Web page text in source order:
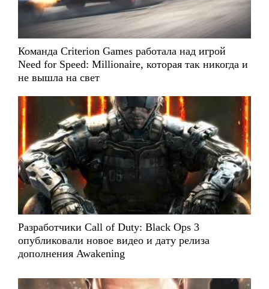
Команда Criterion Games работала над игрой
Need for Speed: Millionaire, которая так никогда и
не вышла на свет
Разработчики Call of Duty: Black Ops 3
опубликовали новое видео и дату релиза
дополнения Awakening